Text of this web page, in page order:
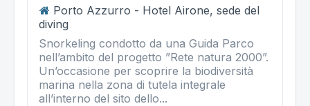
Porto Azzurro - Hotel Airone, sede del
diving
Snorkeling condotto da una Guida Parco
nell’ambito del progetto ”Rete natura 2000”.
Un’occasione per scoprire la biodiversità
marina nella zona di tutela integrale
all’interno del sito dello...